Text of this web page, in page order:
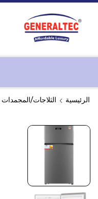
الرئيسية الثلاجات/المجمدات